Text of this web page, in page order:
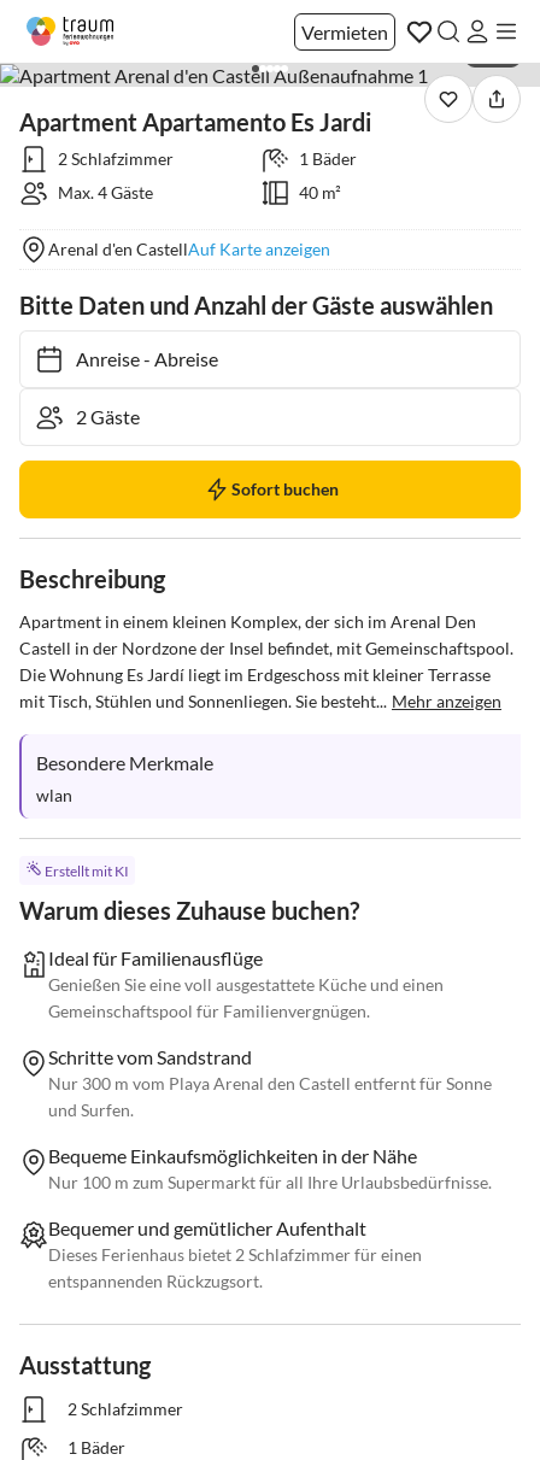
Vermieten
Apartment Apartamento Es Jardi
2 Schlafzimmer
1 Bäder
Max. 4 Gäste
40 m²
Arenal d'en CastellAuf Karte anzeigen
Bitte Daten und Anzahl der Gäste auswählen
Anreise- Abreise
Sofort buchen
Beschreibung
Apartment in einem kleinen Komplex, der sich im Arenal Den
Castell in der Nordzone der Insel befindet, mit Gemeinschaftspool.
Die Wohnung Es Jardí liegt im Erdgeschoss mit kleiner Terrasse
mit Tisch, Stühlen und Sonnenliegen. Sie besteht... Mehr anzeigen
Besondere Merkmale
wlan
Erstellt mit KI
Warum dieses Zuhause buchen?
Ideal für Familienausflüge
Genießen Sie eine voll ausgestattete Küche und einen
Gemeinschaftspool für Familienvergnügen.
Schritte vom Sandstrand
Nur 300 m vom Playa Arenal den Castell entfernt für Sonne
und Surfen.
Bequeme Einkaufsmöglichkeiten in der Nähe
Nur 100 m zum Supermarkt für all Ihre Urlaubsbedürfnisse.
Bequemer und gemütlicher Aufenthalt
Dieses Ferienhaus bietet 2 Schlafzimmer für einen
entspannenden Rückzugsort.
Ausstattung
2 Schlafzimmer
1 Bäder